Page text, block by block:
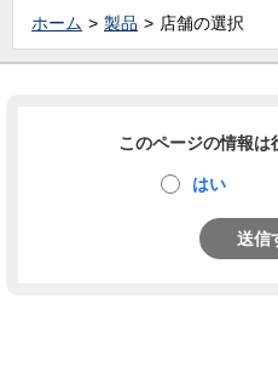
ホーム 製品 店舗の選択
このページの情報は
はい
送信